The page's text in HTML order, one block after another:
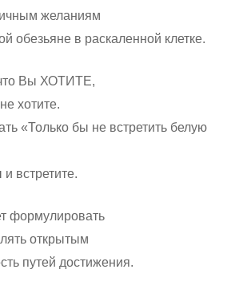
желаниям
обезьяне в раскаленной клетке.
Вы ХОТИТЕ,
хотите.
«Только бы не встретить белую
встретите.
формулировать
открытым
путей достижения.